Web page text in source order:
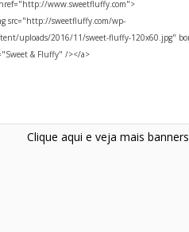
Clique aqui e veja mais banners